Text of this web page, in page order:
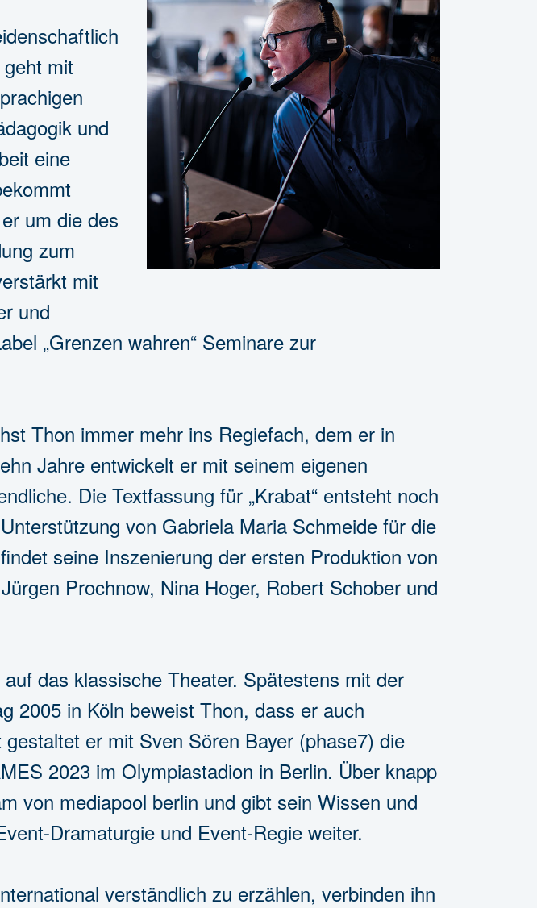
mit
und
eine
um die des
zum
mit
und
„Grenzen wahren“ Seminare zur
Thon immer mehr ins Regiefach, dem er in
Jahre entwickelt er mit seinem eigenen
Die Textfassung für „Krabat“ entsteht noch
von Gabriela Maria Schmeide für die
seine Inszenierung der ersten Produktion von
Prochnow, Nina Hoger, Robert Schober und
das klassische Theater. Spätestens mit der
2005 in Köln beweist Thon, dass er auch
er mit Sven Sören Bayer (phase7) die
2023 im Olympiastadion in Berlin. Über knapp
von mediapool berlin und gibt sein Wissen und
Dramaturgie und Event-Regie weiter.
verständlich zu erzählen, verbinden ihn